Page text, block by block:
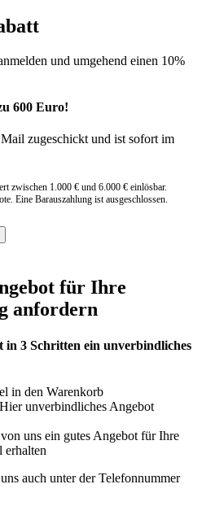
und umgehend einen 10%
600 Euro!
zugeschickt und ist sofort im
zwischen 1.000 € und 6.000 € einlösbar.
Eine Barauszahlung ist ausgeschlossen.
für Ihre
anfordern
in 3 Schritten ein unverbindliches
in den Warenkorb
unverbindliches Angebot
uns ein gutes Angebot für Ihre
erhalten
auch unter der Telefonnummer